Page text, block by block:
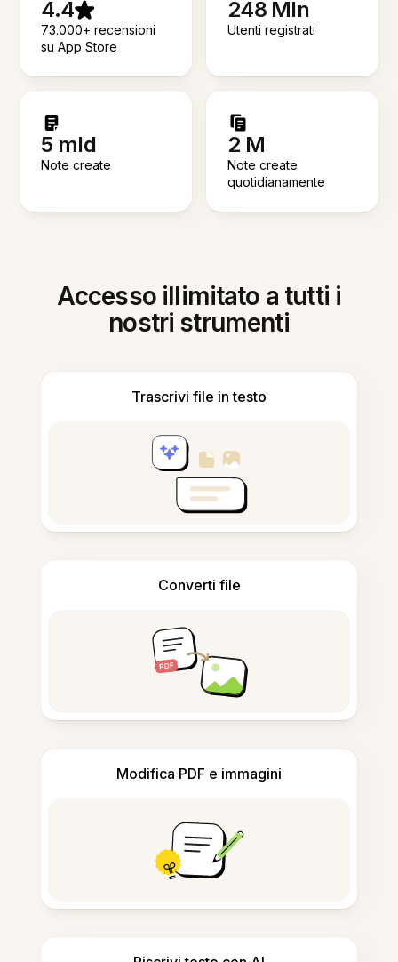
4.4
73.000+ recensioni
su App Store
248 Mln
Utenti registrati
5 mld
Note create
2 M
Note create
quotidianamente
Accesso illimitato a tutti i
nostri strumenti
Trascrivi file in testo
Converti file
Modifica PDF e immagini